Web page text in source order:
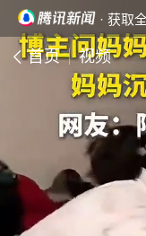
· 获取
首页 视频